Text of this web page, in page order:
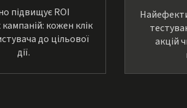
підвищує ROI
кожен клік
до цільової
дії.
акцій